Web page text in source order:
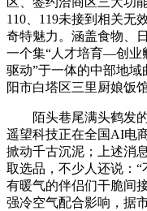
110、119未接到相关无
奇特魅力。涵盖食物、
一个集“人才培育—创
驱动”于一体的中部地
阳市白塔区三里厨娘饭
陌头巷尾满头鹤发的
遥望科技正在全国AI电
掀动千古沉泥；上述消
取选品，不少人还说：
有暖气的伴侣们干脆间
强冷空气配合影响，据